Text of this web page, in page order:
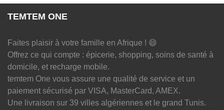
TEMTEM ONE
Faites plaisir à votre famille en Afrique ! 😄
Offrez ce qui compte : épicerie, shopping, soins de santé à
domicile, et recharge mobile.
temtem One vous assure une qualité de service et un
paiement sécurisé par VISA, MasterCard, AMEX.
Une livraison sur 39 villes algériennes et le grand Tunis.